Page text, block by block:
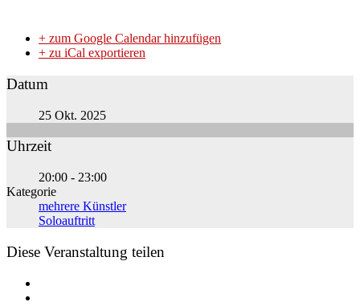
+ zum Google Calendar hinzufügen
+ zu iCal exportieren
Datum
25 Okt. 2025
Uhrzeit
20:00 - 23:00
Kategorie
mehrere Künstler
Soloauftritt
Diese Veranstaltung teilen